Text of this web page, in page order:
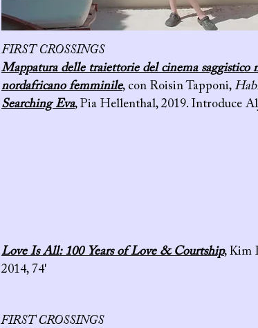
FIRST CROSSINGS
Mappatura delle traiettorie del cinema saggistico
nordafricano femminile, con Roisin Tapponi,
Searching Eva,Pia Hellenthal, 2019. Introduce
Love Is All: 100 Years of Love & Courtship, Kim
2014, 74'
FIRST CROSSINGS